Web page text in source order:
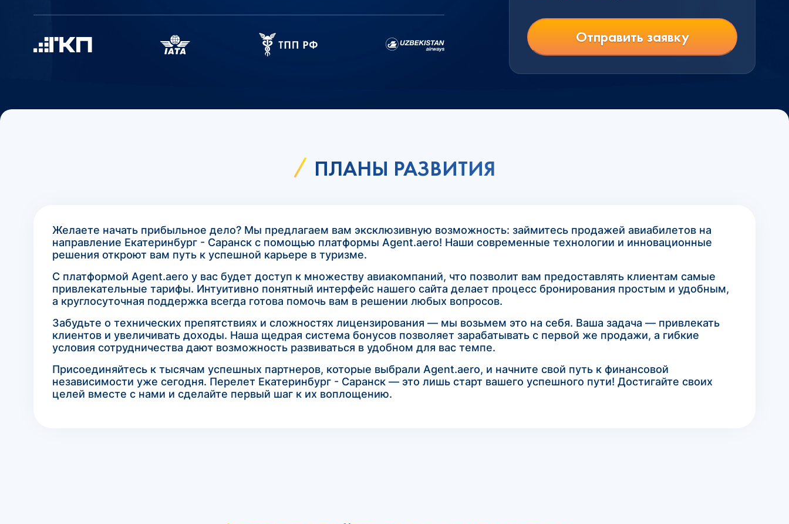
Отправить заявку
ПЛАНЫ РАЗВИТИЯ
Желаете начать прибыльное дело? Мы предлагаем вам эксклюзивную возможность: займитесь продажей авиабилетов на
направление Екатеринбург - Саранск с помощью платформы Agent.aero! Наши современные технологии и инновационные
решения откроют вам путь к успешной карьере в туризме.
С платформой Agent.aero у вас будет доступ к множеству авиакомпаний, что позволит вам предоставлять клиентам самые
привлекательные тарифы. Интуитивно понятный интерфейс нашего сайта делает процесс бронирования простым и удобным,
а круглосуточная поддержка всегда готова помочь вам в решении любых вопросов.
Забудьте о технических препятствиях и сложностях лицензирования — мы возьмем это на себя. Ваша задача — привлекать
клиентов и увеличивать доходы. Наша щедрая система бонусов позволяет зарабатывать с первой же продажи, а гибкие
условия сотрудничества дают возможность развиваться в удобном для вас темпе.
Присоединяйтесь к тысячам успешных партнеров, которые выбрали Agent.aero, и начните свой путь к финансовой
независимости уже сегодня. Перелет Екатеринбург - Саранск — это лишь старт вашего успешного пути! Достигайте своих
целей вместе с нами и сделайте первый шаг к их воплощению.